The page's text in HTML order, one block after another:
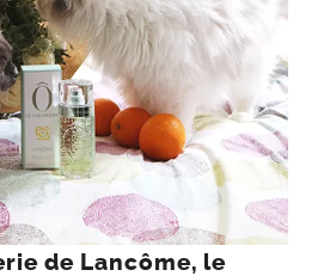
de Lancôme, le